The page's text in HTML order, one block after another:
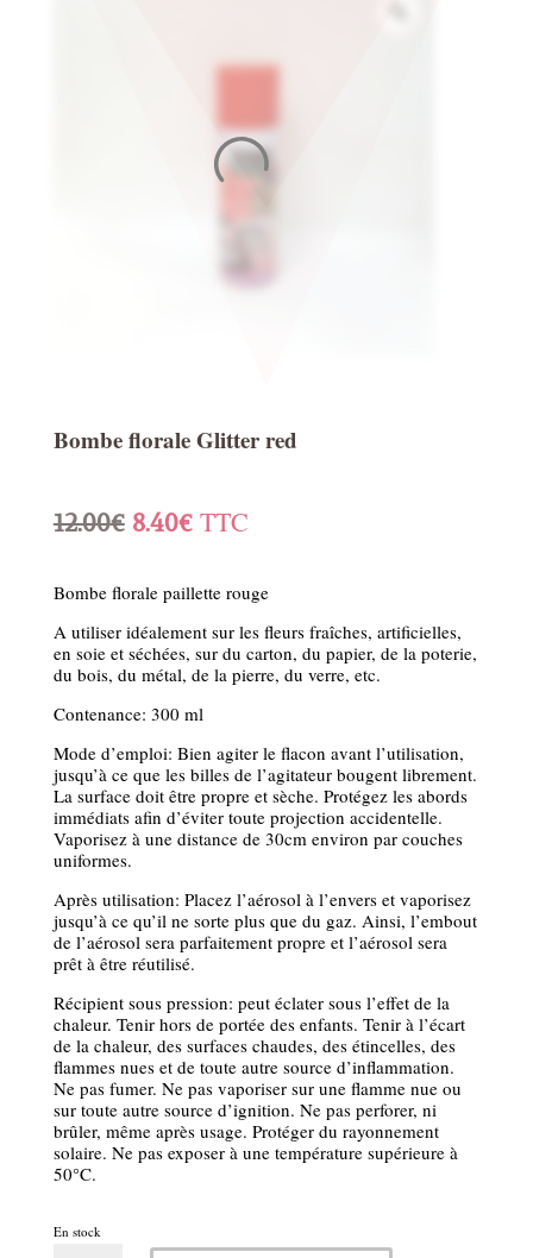
Bombe florale Glitter red
12.00€ Le
initial
était :
12.00€.
8.40€Le
actuel
est :
8.40€.
TTC
Bombe florale paillette rouge
A utiliser idéalement sur les fleurs fraîches, artificielles,
en soie et séchées, sur du carton, du papier, de la poterie,
du bois, du métal, de la pierre, du verre, etc.
Contenance: 300 ml
Mode d’emploi: Bien agiter le flacon avant l’utilisation,
jusqu’à ce que les billes de l’agitateur bougent librement.
La surface doit être propre et sèche. Protégez les abords
immédiats afin d’éviter toute projection accidentelle.
Vaporisez à une distance de 30cm environ par couches
uniformes.
Après utilisation: Placez l’aérosol à l’envers et vaporisez
jusqu’à ce qu’il ne sorte plus que du gaz. Ainsi, l’embout
de l’aérosol sera parfaitement propre et l’aérosol sera
prêt à être réutilisé.
Récipient sous pression: peut éclater sous l’effet de la
chaleur. Tenir hors de portée des enfants. Tenir à l’écart
de la chaleur, des surfaces chaudes, des étincelles, des
flammes nues et de toute autre source d’inflammation.
Ne pas fumer. Ne pas vaporiser sur une flamme nue ou
sur toute autre source d’ignition. Ne pas perforer, ni
brûler, même après usage. Protéger du rayonnement
solaire. Ne pas exposer à une température supérieure à
50°C.
En stock